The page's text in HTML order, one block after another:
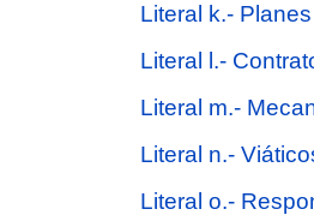
Literal k.-
Literal l.-
Literal m.-
Literal n.-
Literal o.-